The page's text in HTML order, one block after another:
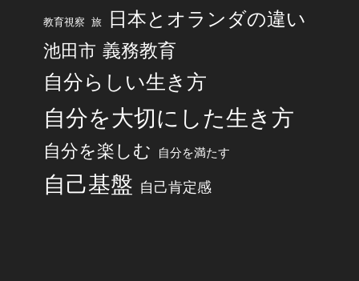
教育視察 旅 日本とオランダの違い
池田市 義務教育
自分らしい生き方
自分を大切にした生き方
自分を楽しむ 自分を満たす
自己基盤 自己肯定感